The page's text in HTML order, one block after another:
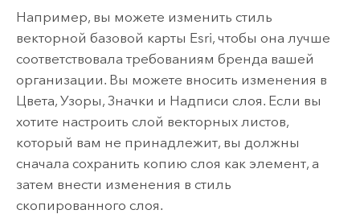
Например, вы можете изменить стиль
векторной базовой карты Esri, чтобы она лучше
соответствовала требованиям бренда вашей
организации. Вы можете вносить изменения в
Цвета, Узоры, Значки и Надписи слоя. Если вы
хотите настроить слой векторных листов,
который вам не принадлежит, вы должны
сначала сохранить копию слоя как элемент, а
затем внести изменения в стиль
скопированного слоя.